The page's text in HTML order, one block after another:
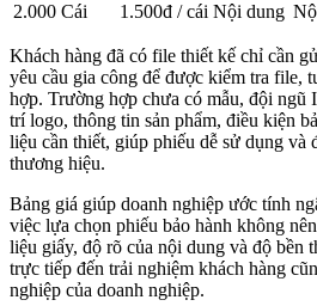
2.000 Cái
1.500đ / cái Nội dung
Khách hàng đã có file thiết kế chỉ cần
yêu cầu gia công để được kiểm tra file,
hợp. Trường hợp chưa có mẫu, đội ngũ
trí logo, thông tin sản phẩm, điều kiện
liệu cần thiết, giúp phiếu dễ sử dụng và
thương hiệu.
Bảng giá giúp doanh nghiệp ước tính
việc lựa chọn phiếu bảo hành không
liệu giấy, độ rõ của nội dung và độ bền
trực tiếp đến trải nghiệm khách hàng
nghiệp của doanh nghiệp.